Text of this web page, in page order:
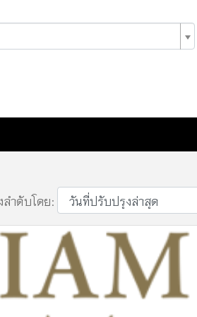
ลำดับโดย: